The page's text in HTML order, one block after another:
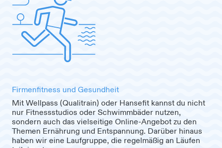
Firmenfitness und Gesundheit
Mit Wellpass (Qualitrain) oder Hansefit kannst du nicht
nur Fitnessstudios oder Schwimmbäder nutzen,
sondern auch das vielseitige Online-Angebot zu den
Themen Ernährung und Entspannung. Darüber hinaus
haben wir eine Laufgruppe, die regelmäßig an Läufen